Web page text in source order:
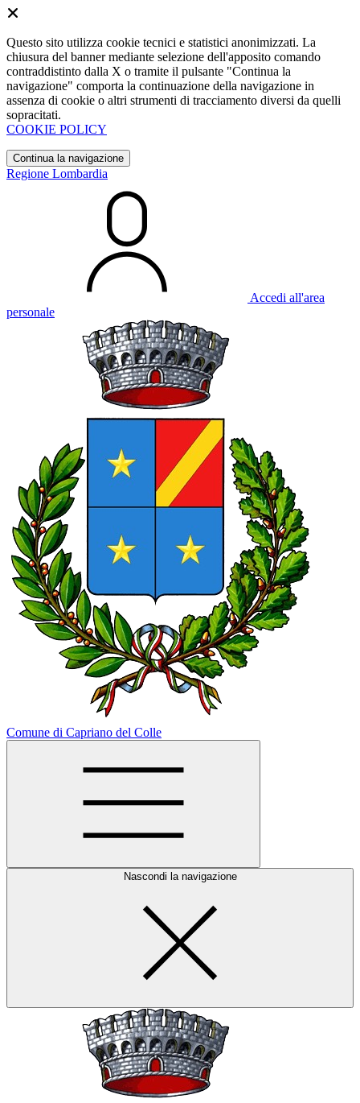
Questo sito utilizza cookie tecnici e statistici anonimizzati. La
chiusura del banner mediante selezione dell'apposito comando
contraddistinto dalla X o tramite il pulsante "Continua la
navigazione" comporta la continuazione della navigazione in
assenza di cookie o altri strumenti di tracciamento diversi da quelli
sopracitati.
COOKIE POLICY
Continua la navigazione
Regione Lombardia
Accedi all'area
personale
Comune di Capriano del Colle
Nascondi la navigazione